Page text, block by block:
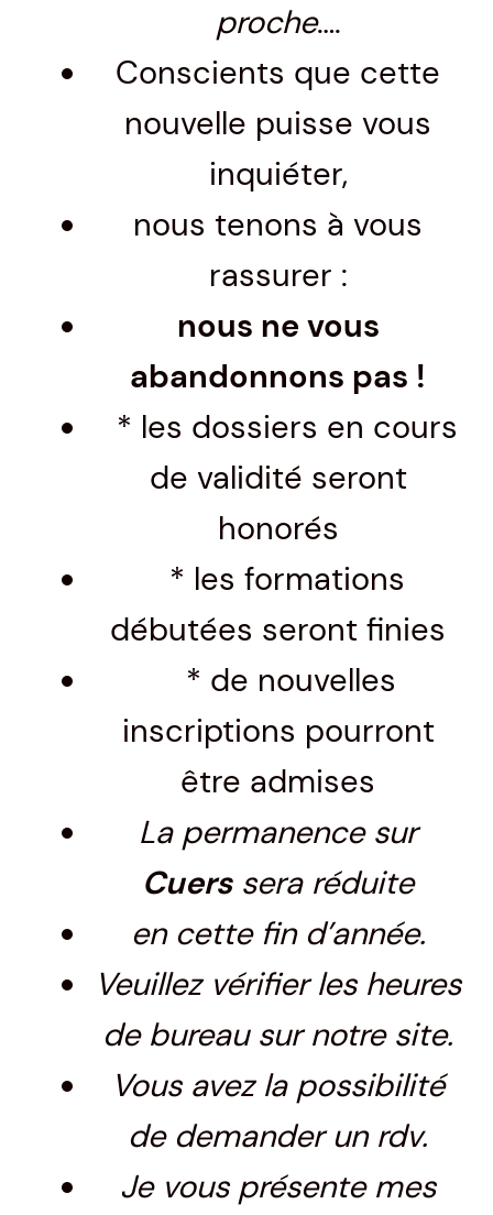
proche….
Conscients que cette
nouvelle puisse vous
inquiéter,
nous tenons à vous
rassurer :
nous ne vous
abandonnons pas !
* les dossiers en cours
de validité seront
honorés
* les formations
débutées seront finies
* de nouvelles
inscriptions pourront
être admises
La permanence sur
Cuerssera réduite
en cette fin d’année.
Veuillez vérifier les heures
de bureau sur notre site.
Vous avez la possibilité
de demander un rdv.
Je vous présente mes